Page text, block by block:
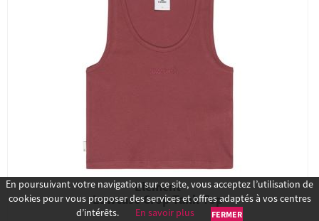
Element
Lowcase Crop Tank Top
En poursuivant votre navigation sur ce site, vous acceptez l’utilisation de
cookies pour vous proposer des services et offres adaptés à vos centres
d’intérêts.
En savoir plus FERMER